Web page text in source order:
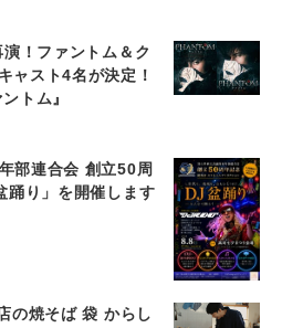
！ファントム＆ク
ャスト4名が決定！
トム』
部連合会 創立50周
踊り」を開催します
の焼そば 袋 からし